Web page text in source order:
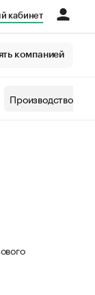
кабинет
компанией
Производство